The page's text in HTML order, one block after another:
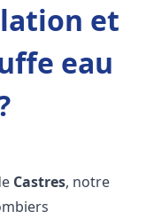
et
eau
Castres, notre